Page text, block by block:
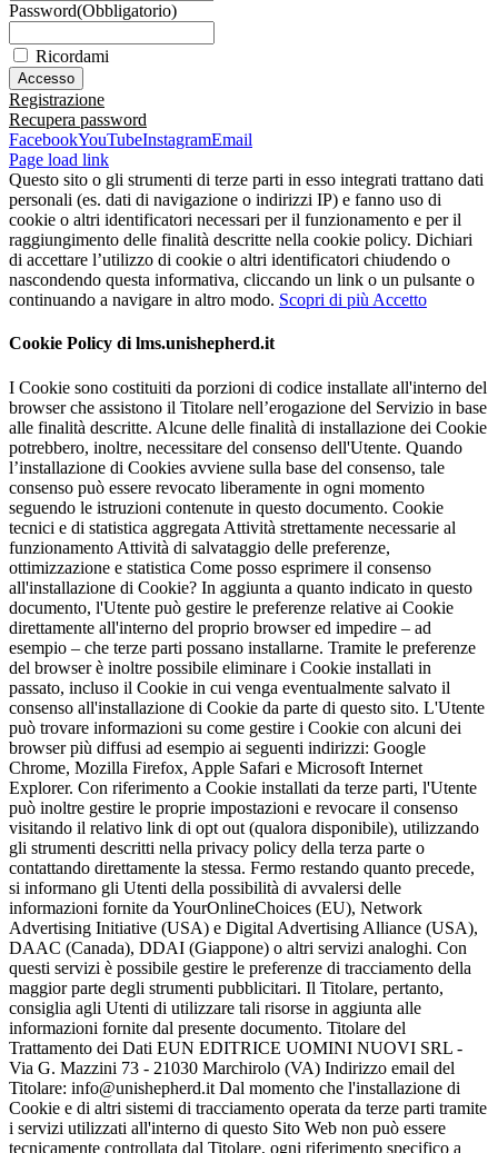
Password(Obbligatorio)
Ricordami
Registrazione
Recupera password
FacebookYouTubeInstagramEmail
Page load link
Questo sito o gli strumenti di terze parti in esso integrati trattano dati
personali (es. dati di navigazione o indirizzi IP) e fanno uso di
cookie o altri identificatori necessari per il funzionamento e per il
raggiungimento delle finalità descritte nella cookie policy. Dichiari
di accettare l’utilizzo di cookie o altri identificatori chiudendo o
nascondendo questa informativa, cliccando un link o un pulsante o
continuando a navigare in altro modo. Scopri di più Accetto
Cookie Policy di lms.unishepherd.it
I Cookie sono costituiti da porzioni di codice installate all'interno del
browser che assistono il Titolare nell’erogazione del Servizio in base
alle finalità descritte. Alcune delle finalità di installazione dei Cookie
potrebbero, inoltre, necessitare del consenso dell'Utente. Quando
l’installazione di Cookies avviene sulla base del consenso, tale
consenso può essere revocato liberamente in ogni momento
seguendo le istruzioni contenute in questo documento. Cookie
tecnici e di statistica aggregata Attività strettamente necessarie al
funzionamento Attività di salvataggio delle preferenze,
ottimizzazione e statistica Come posso esprimere il consenso
all'installazione di Cookie? In aggiunta a quanto indicato in questo
documento, l'Utente può gestire le preferenze relative ai Cookie
direttamente all'interno del proprio browser ed impedire – ad
esempio – che terze parti possano installarne. Tramite le preferenze
del browser è inoltre possibile eliminare i Cookie installati in
passato, incluso il Cookie in cui venga eventualmente salvato il
consenso all'installazione di Cookie da parte di questo sito. L'Utente
può trovare informazioni su come gestire i Cookie con alcuni dei
browser più diffusi ad esempio ai seguenti indirizzi: Google
Chrome, Mozilla Firefox, Apple Safari e Microsoft Internet
Explorer. Con riferimento a Cookie installati da terze parti, l'Utente
può inoltre gestire le proprie impostazioni e revocare il consenso
visitando il relativo link di opt out (qualora disponibile), utilizzando
gli strumenti descritti nella privacy policy della terza parte o
contattando direttamente la stessa. Fermo restando quanto precede,
si informano gli Utenti della possibilità di avvalersi delle
informazioni fornite da YourOnlineChoices (EU), Network
Advertising Initiative (USA) e Digital Advertising Alliance (USA),
DAAC (Canada), DDAI (Giappone) o altri servizi analoghi. Con
questi servizi è possibile gestire le preferenze di tracciamento della
maggior parte degli strumenti pubblicitari. Il Titolare, pertanto,
consiglia agli Utenti di utilizzare tali risorse in aggiunta alle
informazioni fornite dal presente documento. Titolare del
Trattamento dei Dati EUN EDITRICE UOMINI NUOVI SRL -
Via G. Mazzini 73 - 21030 Marchirolo (VA) Indirizzo email del
Titolare: info@unishepherd.it Dal momento che l'installazione di
Cookie e di altri sistemi di tracciamento operata da terze parti tramite
i servizi utilizzati all'interno di questo Sito Web non può essere
tecnicamente controllata dal Titolare, ogni riferimento specifico a